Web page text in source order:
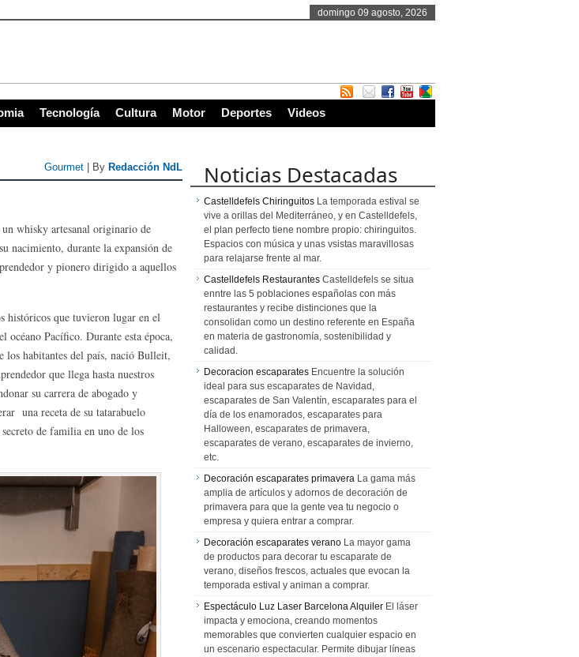
domingo 09 agosto, 2026
Tecnología Cultura Motor Deportes Videos
Gourmet | By Redacción NdL
whisky artesanal originario de
nacimiento, durante la expansión de
y pionero dirigido a aquellos
históricos que tuvieron lugar en el
Pacífico. Durante esta época,
los habitantes del país, nació Bulleit,
que llega hasta nuestros
su carrera de abogado y
una receta de su tatarabuelo
de familia en uno de los
Noticias Destacadas
Castelldefels Chiringuitos La temporada estival se
vive a orillas del Mediterráneo, y en Castelldefels,
el plan perfecto tiene nombre propio: chiringuitos.
Espacios con música y unas vsistas maravillosas
para relajarse frente al mar.
Castelldefels Restaurantes Castelldefels se situa
enntre las 5 poblaciones españolas con más
restaurantes y recibe distinciones que la
consolidan como un destino referente en España
en materia de gastronomía, sostenibilidad y
calidad.
Decoracion escaparates Encuentre la solución
ideal para sus escaparates de Navidad,
escaparates de San Valentín, escaparates para el
día de los enamorados, escaparates para
Halloween, escaparates de primavera,
escaparates de verano, escaparates de invierno,
etc.
Decoración escaparates primavera La gama más
amplia de artículos y adornos de decoración de
primavera para que la gente vea tu negocio o
empresa y quiera entrar a comprar.
Decoración escaparates verano La mayor gama
de productos para decorar tu escaparate de
verano, diseños frescos, actuales que evocan la
temporada estival y animan a comprar.
Espectáculo Luz Laser Barcelona Alquiler El láser
impacta y emociona, creando momentos
memorables que convierten cualquier espacio en
un escenario espectacular. Permite dibujar líneas